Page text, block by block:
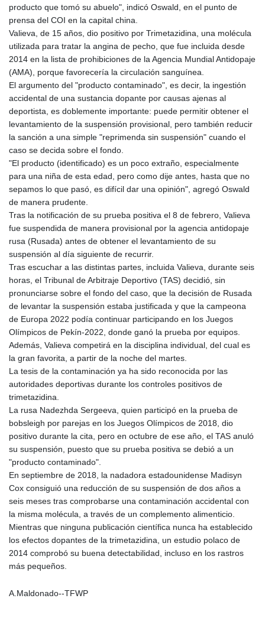
FKP 0.742819
GEL 2.614971
GGP 0.742819
GHS 11.751814
GIP 0.742819
GMD 73.494895
GNF
8780.470902
GTQ 7.628337
GYD 209.158083
HNL 26.796086
HRK 6.527503
HTG 130.718954
IDR 17899
ILS 3.01309
IMP 0.742819
IQD
1309.701703
IRR
1374799.999854
ISK 123.030031
JEP 0.742819
JMD 158.474679
JPY 157.837501
KES 129.350358
KHR
4056.705519
KMF 427.000174
KRW 1423.17952
KYD 0.833171
KZT 468.495939
LAK
22589.41952
LBP
89528.70601
LKR 335.825291
producto que tomó su abuelo", indicó Oswald, en el punto de
prensa del COI en la capital china.
Valieva, de 15 años, dio positivo por Trimetazidina, una molécula
utilizada para tratar la angina de pecho, que fue incluida desde
2014 en la lista de prohibiciones de la Agencia Mundial Antidopaje
(AMA), porque favorecería la circulación sanguínea.
El argumento del "producto contaminado", es decir, la ingestión
accidental de una sustancia dopante por causas ajenas al
deportista, es doblemente importante: puede permitir obtener el
levantamiento de la suspensión provisional, pero también reducir
la sanción a una simple "reprimenda sin suspensión" cuando el
caso se decida sobre el fondo.
"El producto (identificado) es un poco extraño, especialmente
para una niña de esta edad, pero como dije antes, hasta que no
sepamos lo que pasó, es difícil dar una opinión", agregó Oswald
de manera prudente.
Tras la notificación de su prueba positiva el 8 de febrero, Valieva
fue suspendida de manera provisional por la agencia antidopaje
rusa (Rusada) antes de obtener el levantamiento de su
suspensión al día siguiente de recurrir.
Tras escuchar a las distintas partes, incluida Valieva, durante seis
horas, el Tribunal de Arbitraje Deportivo (TAS) decidió, sin
pronunciarse sobre el fondo del caso, que la decisión de Rusada
de levantar la suspensión estaba justificada y que la campeona
de Europa 2022 podía continuar participando en los Juegos
Olímpicos de Pekín-2022, donde ganó la prueba por equipos.
Además, Valieva competirá en la disciplina individual, del cual es
la gran favorita, a partir de la noche del martes.
La tesis de la contaminación ya ha sido reconocida por las
autoridades deportivas durante los controles positivos de
trimetazidina.
La rusa Nadezhda Sergeeva, quien participó en la prueba de
bobsleigh por parejas en los Juegos Olímpicos de 2018, dio
positivo durante la cita, pero en octubre de ese año, el TAS anuló
su suspensión, puesto que su prueba positiva se debió a un
"producto contaminado".
En septiembre de 2018, la nadadora estadounidense Madisyn
Cox consiguió una reducción de su suspensión de dos años a
seis meses tras comprobarse una contaminación accidental con
la misma molécula, a través de un complemento alimenticio.
Mientras que ninguna publicación científica nunca ha establecido
los efectos dopantes de la trimetazidina, un estudio polaco de
2014 comprobó su buena detectabilidad, incluso en los rastros
más pequeños.
A.Maldonado--TFWP